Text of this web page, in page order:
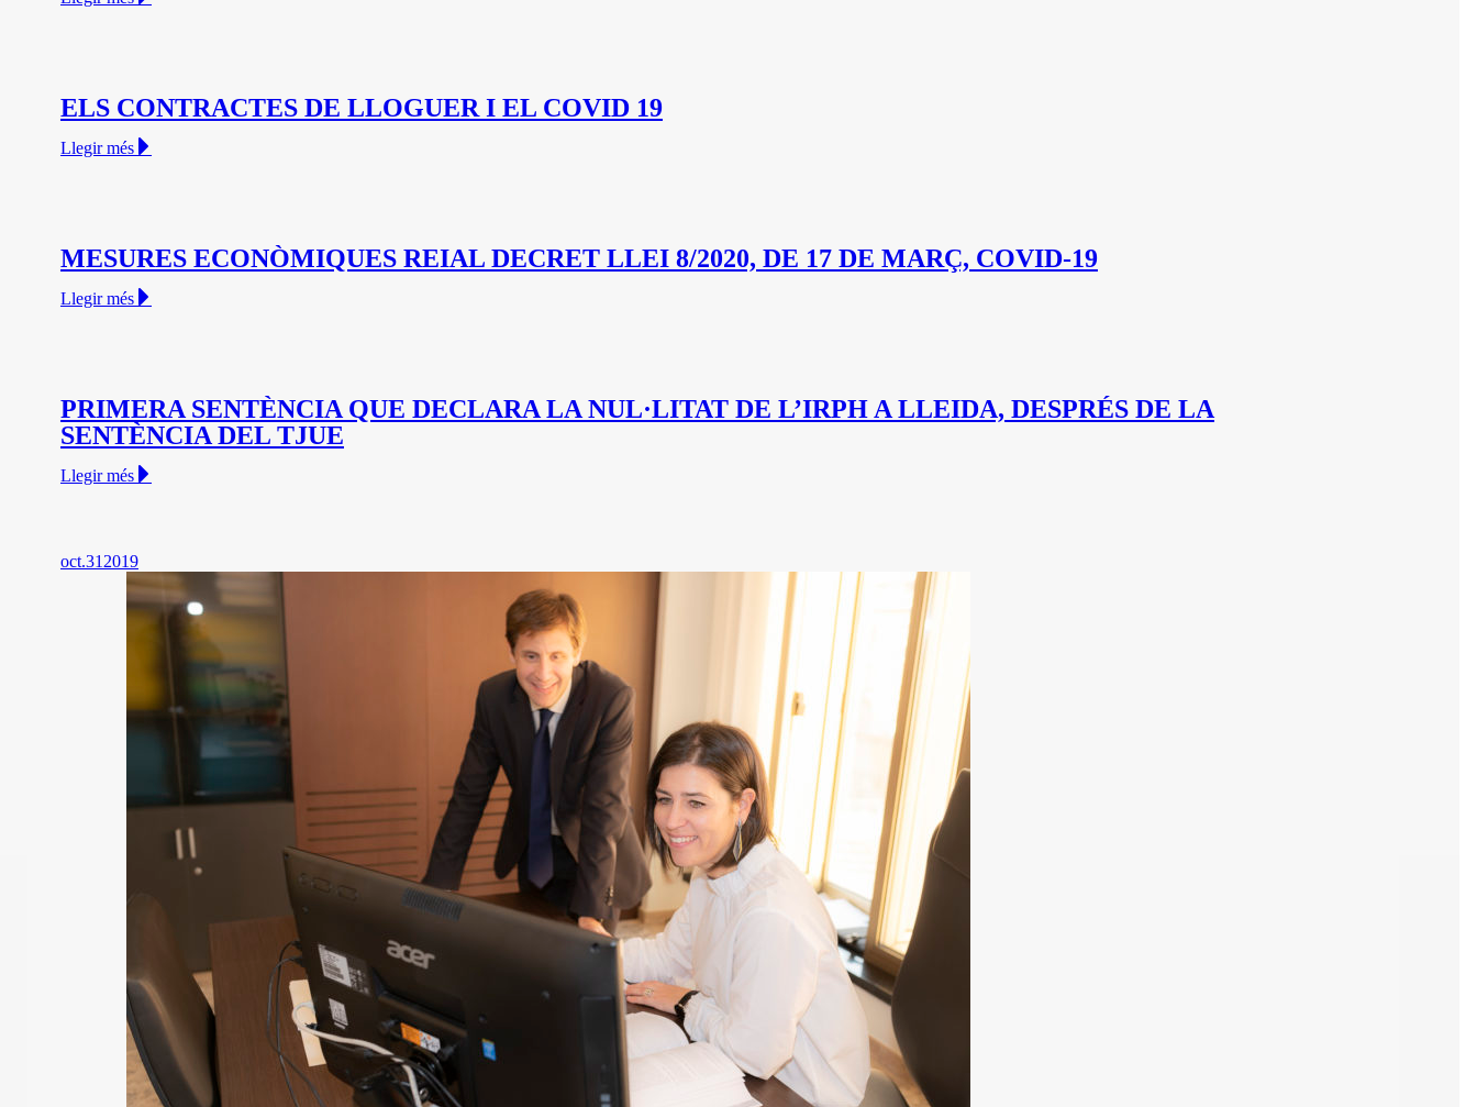
ELS CONTRACTES DE LLOGUER I EL COVID 19
Llegir més
MESURES ECONÒMIQUES REIAL DECRET LLEI 8/2020, DE 17 DE MARÇ, COVID-19
Llegir més
PRIMERA SENTÈNCIA QUE DECLARA LA NUL·LITAT DE L’IRPH A LLEIDA, DESPRÉS DE LA
SENTÈNCIA DEL TJUE
Llegir més
oct.31 2019